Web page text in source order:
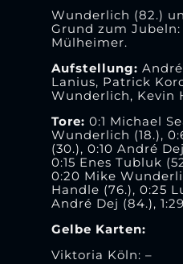
Wunderlich (82.)
Grund zum
Mülheimer.
Aufstellung:
Lanius, Patrick
Wunderlich, Kevin
Tore: 0:1 Michael
Wunderlich (18.),
(30.), 0:10 André
0:15 Enes Tubluk
0:20 Mike
Handle (76.), 0:25
André Dej (84.),
Gelbe Karten:
Viktoria Köln: –